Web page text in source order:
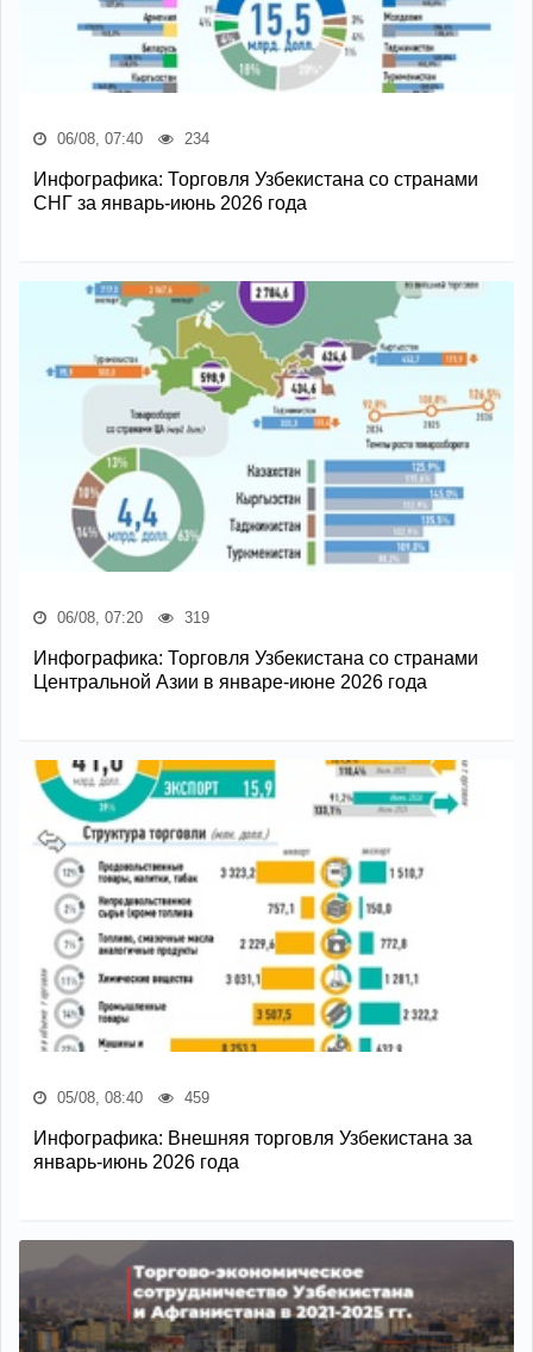
06/08, 07:40 234
Инфографика: Торговля Узбекистана со странами
СНГ за январь-июнь 2026 года
06/08, 07:20 319
Инфографика: Торговля Узбекистана со странами
Центральной Азии в январе-июне 2026 года
05/08, 08:40 459
Инфографика: Внешняя торговля Узбекистана за
январь-июнь 2026 года